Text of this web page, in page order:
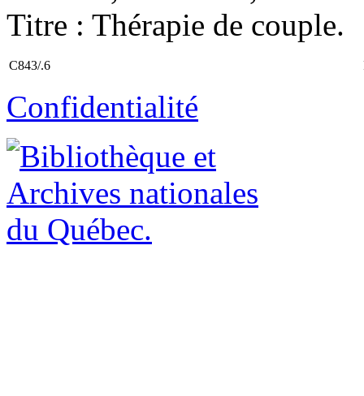
Titre : Thérapie de couple.
C843/.6
Confidentialité